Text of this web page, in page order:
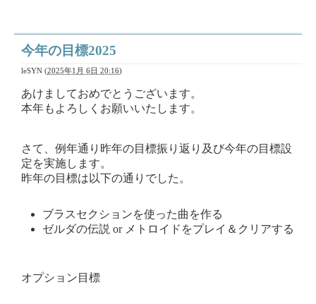
今年の目標2025
leSYN (2025年1月 6日 20:16)
あけましておめでとうございます。
本年もよろしくお願いいたします。
さて、例年通り昨年の目標振り返り及び今年の目標設
定を実施します。
昨年の目標は以下の通りでした。
ブラスセクションを使った曲を作る
ゼルダの伝説 or メトロイドをプレイ＆クリアする
オプション目標